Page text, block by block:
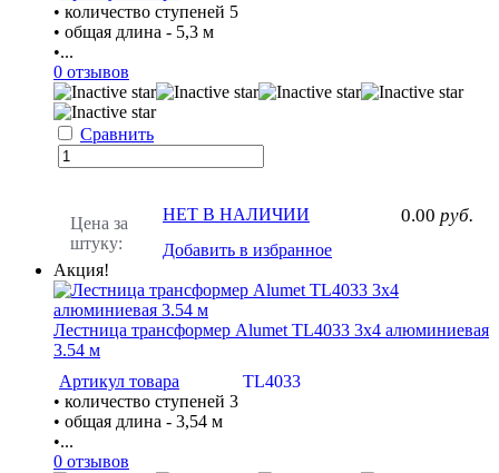
• количество ступеней 5
• общая длина - 5,3 м
•...
0 отзывов
Сравнить
Цена за
штуку:
0.00 руб.
НЕТ В НАЛИЧИИ
Добавить в избранное
Акция!
Лестница трансформер Alumet TL4033 3х4 алюминиевая
3.54 м
Артикул товара
ТL4033
• количество ступеней 3
• общая длина - 3,54 м
•...
0 отзывов